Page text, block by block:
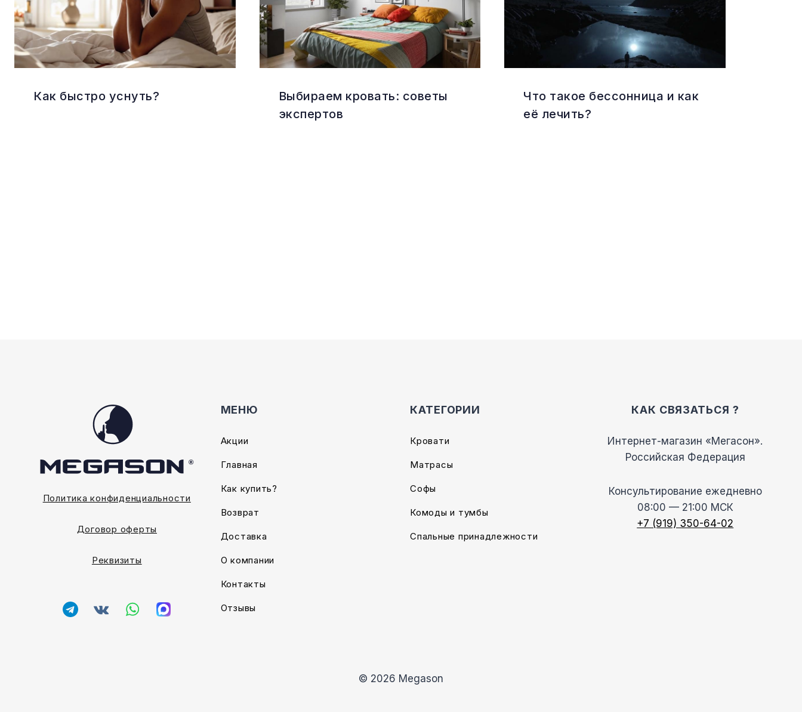
Как быстро уснуть?
Выбираем кровать: советы
экспертов
Что такое бессонница и как
её лечить?
Политика конфиденциальности
Договор оферты
Реквизиты
МЕНЮ
Акции
Главная
Как купить?
Возврат
Доставка
О компании
Контакты
Отзывы
КАТЕГОРИИ
Кровати
Матрасы
Софы
Комоды и тумбы
Спальные принадлежности
КАК СВЯЗАТЬСЯ ?
Интернет-магазин «Мегасон».
Российская Федерация
Консультирование ежедневно
08:00 — 21:00 МСК
+7 (919) 350-64-02
© 2026 Megason